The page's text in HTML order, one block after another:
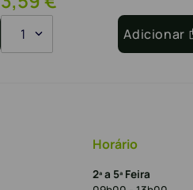
1 Adicionar
Horário
2ª a 5ª Feira